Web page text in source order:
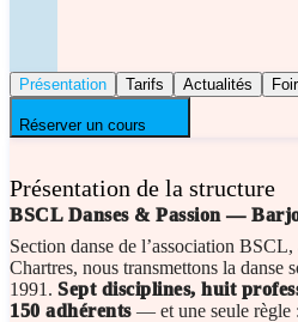
Présentation Tarifs Actualités
Réserver un cours
Présentation de la structure
BSCL Danses & Passion —
Section danse de l’association
Chartres, nous transmettons la danse
1991. Sept disciplines, huit
150 adhérents— et une seule règle